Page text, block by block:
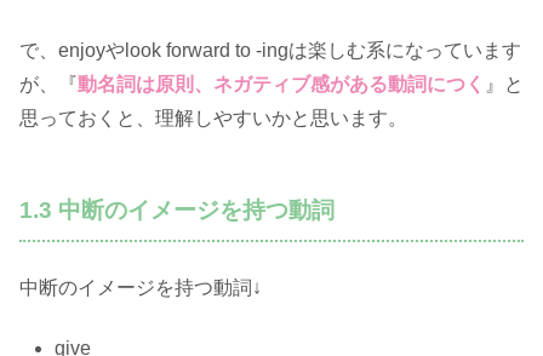
で、enjoyやlook forward to -ingは楽しむ系になっています
が、『動名詞は原則、ネガティブ感がある動詞につく 』と
思っておくと、理解しやすいかと思います。
1.3 中断のイメージを持つ動詞
中断のイメージを持つ動詞↓
give